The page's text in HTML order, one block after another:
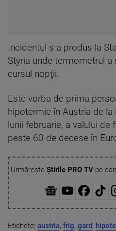
Incidentul s-a produs la
Styria unde termometrul
cursul nopţii.
Este vorba de prima
hipotermie în Austria de
lunii februarie, a valului de
peste 60 de decese în
Urmărește Știrile PRO TVpe
Etichete: austria, frig, gard,